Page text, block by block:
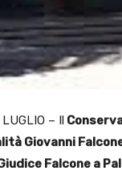
– Il
Giovanni
Falcone a